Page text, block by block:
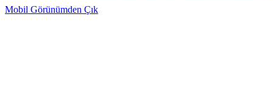
Mobil Görünümden Çık